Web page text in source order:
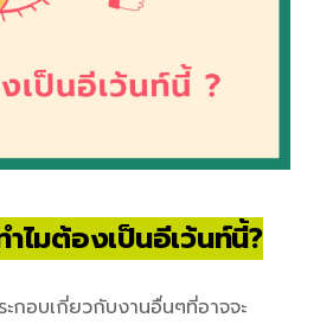
ไมต้องเป็นอีเว้นท์นี้?
กอบเกี่ยวกับงานอื่นๆที่อาจจะ